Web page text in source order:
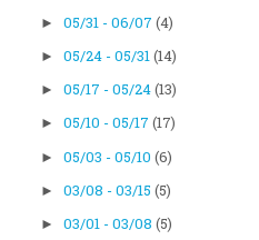
► 05/31 - 06/07 (4)
► 05/24 - 05/31(14)
► 05/17 - 05/24(13)
► 05/10 - 05/17 (17)
► 05/03 - 05/10 (6)
► 03/08 - 03/15 (5)
► 03/01 - 03/08 (5)